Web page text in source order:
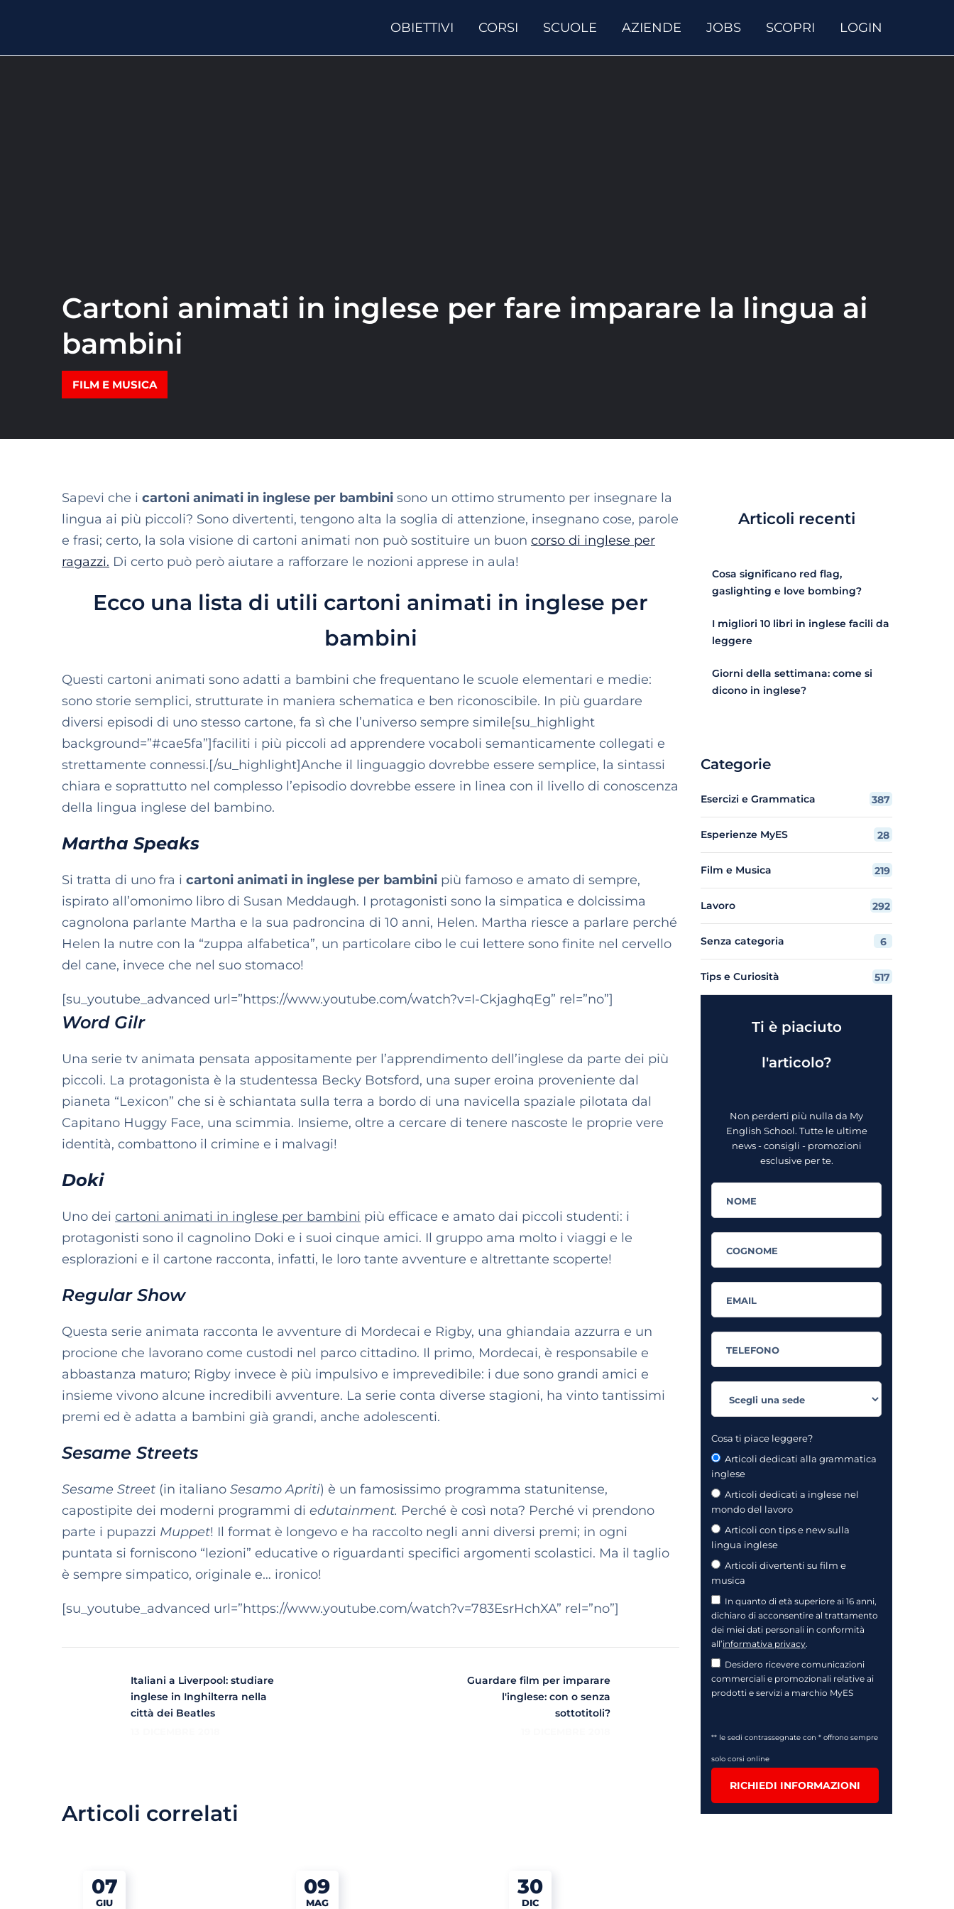
OBIETTIVI CORSI SCUOLE AZIENDE JOBS SCOPRI LOGIN
Cartoni animati in inglese per fare imparare la lingua ai
bambini
FILM E MUSICA
Sapevi che i cartoni animati in inglese per bambini sono un ottimo strumento per insegnare la
lingua ai più piccoli? Sono divertenti, tengono alta la soglia di attenzione, insegnano cose, parole
e frasi; certo, la sola visione di cartoni animati non può sostituire un buon corso di inglese per
ragazzi. Di certo può però aiutare a rafforzare le nozioni apprese in aula!
Ecco una lista di utili cartoni animati in inglese per
bambini
Questi cartoni animati sono adatti a bambini che frequentano le scuole elementari e medie:
sono storie semplici, strutturate in maniera schematica e ben riconoscibile. In più guardare
diversi episodi di uno stesso cartone, fa sì che l’universo sempre simile[su_highlight
background=”#cae5fa”]faciliti i più piccoli ad apprendere vocaboli semanticamente collegati e
strettamente connessi.[/su_highlight]Anche il linguaggio dovrebbe essere semplice, la sintassi
chiara e soprattutto nel complesso l’episodio dovrebbe essere in linea con il livello di conoscenza
della lingua inglese del bambino.
Martha Speaks
Si tratta di uno fra i cartoni animati in inglese per bambini più famoso e amato di sempre,
ispirato all’omonimo libro di Susan Meddaugh. I protagonisti sono la simpatica e dolcissima
cagnolona parlante Martha e la sua padroncina di 10 anni, Helen. Martha riesce a parlare perché
Helen la nutre con la “zuppa alfabetica”, un particolare cibo le cui lettere sono finite nel cervello
del cane, invece che nel suo stomaco!
[su_youtube_advanced url=”https://www.youtube.com/watch?v=I-CkjaghqEg” rel=”no”]
Word Gilr
Una serie tv animata pensata appositamente per l’apprendimento dell’inglese da parte dei più
piccoli. La protagonista è la studentessa Becky Botsford, una super eroina proveniente dal
pianeta “Lexicon” che si è schiantata sulla terra a bordo di una navicella spaziale pilotata dal
Capitano Huggy Face, una scimmia. Insieme, oltre a cercare di tenere nascoste le proprie vere
identità, combattono il crimine e i malvagi!
Doki
Uno dei cartoni animati in inglese per bambini più efficace e amato dai piccoli studenti: i
protagonisti sono il cagnolino Doki e i suoi cinque amici. Il gruppo ama molto i viaggi e le
esplorazioni e il cartone racconta, infatti, le loro tante avventure e altrettante scoperte!
Regular Show
Questa serie animata racconta le avventure di Mordecai e Rigby, una ghiandaia azzurra e un
procione che lavorano come custodi nel parco cittadino. Il primo, Mordecai, è responsabile e
abbastanza maturo; Rigby invece è più impulsivo e imprevedibile: i due sono grandi amici e
insieme vivono alcune incredibili avventure. La serie conta diverse stagioni, ha vinto tantissimi
premi ed è adatta a bambini già grandi, anche adolescenti.
Sesame Streets
Sesame Street (in italiano Sesamo Apriti) è un famosissimo programma statunitense,
capostipite dei moderni programmi di edutainment. Perché è così nota? Perché vi prendono
parte i pupazzi Muppet! Il format è longevo e ha raccolto negli anni diversi premi; in ogni
puntata si forniscono “lezioni” educative o riguardanti specifici argomenti scolastici. Ma il taglio
è sempre simpatico, originale e… ironico!
[su_youtube_advanced url=”https://www.youtube.com/watch?v=783EsrHchXA” rel=”no”]
Italiani a Liverpool: studiare
inglese in Inghilterra nella
città dei Beatles
Guardare film per imparare
l'inglese: con o senza
sottotitoli?
Articoli correlati
07
GIU
09
MAG
30
DIC
Articoli recenti
Cosa significano red flag,
gaslighting e love bombing?
I migliori 10 libri in inglese facili da
leggere
Giorni della settimana: come si
dicono in inglese?
Categorie
Esercizi e Grammatica 387
Esperienze MyES 28
Film e Musica 219
Lavoro 292
Senza categoria 6
Tips e Curiosità 517
Ti è piaciuto
l'articolo?
Non perderti più nulla da My
English School. Tutte le ultime
news - consigli - promozioni
esclusive per te.
Cosa ti piace leggere?
Articoli dedicati alla grammatica
inglese
Articoli dedicati a inglese nel
mondo del lavoro
Articoli con tips e new sulla
lingua inglese
Articoli divertenti su film e
musica
In quanto di età superiore ai 16 anni,
dichiaro di acconsentire al trattamento
dei miei dati personali in conformità
all’informativa privacy.
Desidero ricevere comunicazioni
commerciali e promozionali relative ai
prodotti e servizi a marchio MyES
** le sedi contrassegnate con * offrono sempre
solo corsi online
RICHIEDI INFORMAZIONI